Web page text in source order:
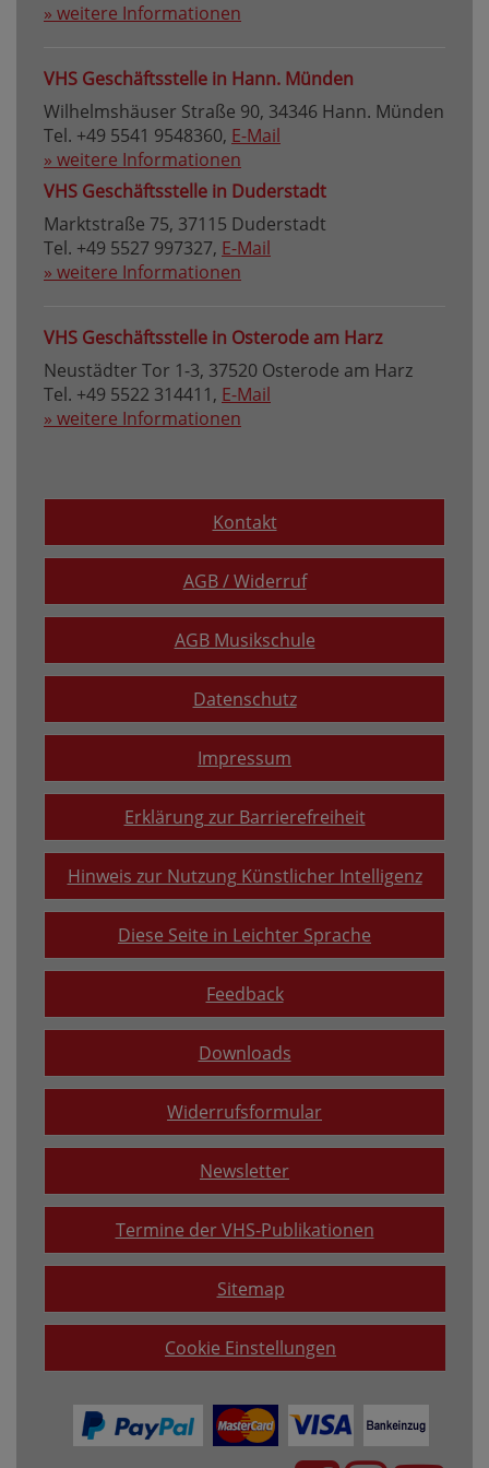
» weitere Informationen
VHS Geschäftsstelle in Hann. Münden
Wilhelmshäuser Straße 90, 34346 Hann. Münden
Tel. +49 5541 9548360, E-Mail
» weitere Informationen
VHS Geschäftsstelle in Duderstadt
Marktstraße 75, 37115 Duderstadt
Tel. +49 5527 997327, E-Mail
» weitere Informationen
VHS Geschäftsstelle in Osterode am Harz
Neustädter Tor 1-3, 37520 Osterode am Harz
Tel. +49 5522 314411, E-Mail
» weitere Informationen
Kontakt
AGB / Widerruf
AGB Musikschule
Datenschutz
Impressum
Erklärung zur Barrierefreiheit
Hinweis zur Nutzung Künstlicher Intelligenz
Diese Seite in Leichter Sprache
Feedback
Downloads
Widerrufsformular
Newsletter
Termine der VHS-Publikationen
Sitemap
Cookie Einstellungen